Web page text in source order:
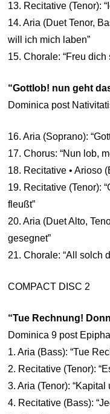
13. Recitative (Tenor):
14. Aria (Duet Tenor,
will ich mich laben”
15. Chorale: “Freu dich
“Gottlob! nun geht
Dominica post
16. Aria (Soprano):
17. Chorus: “Nun lob,
18. Recitative • Arioso
19. Recitative (Tenor):
fleußt”
20. Aria (Duet Alto,
gesegnet”
21. Chorale: “All solch
COMPACT DISC 2
“Tue Rechnung!
Dominica 9 post
1. Aria (Bass): “Tue
2. Recitative (Tenor):
3. Aria (Tenor): “Kapital
4. Recitative (Bass):